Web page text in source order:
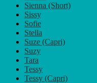
Sienna (Short)
Sissy
Sofie
Stella
Suze (Capri)
Suzy
Tara
Tessy
Tessy (Capri)